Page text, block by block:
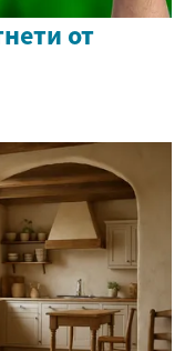
от